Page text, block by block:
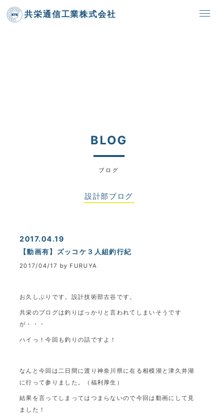
共栄通信工業株式会社
BLOG
ブログ
設計部ブログ
2017.04.19
【動画有】ズッコケ３人組釣行紀
2017/04/17 by FURUYA
お久しぶりです。設計技術部古谷です。
共栄のブログは釣りばっかりと言われてしまいそうです
が・・・
ハイっ！今回も釣りの話ですよ！
なんと今回は二日間に渡り神奈川県に在る相模湖と津久井湖
に行って参りました。（福利厚生）
結果を言ってしまってはつまらないので今回は動画にして見
ました！